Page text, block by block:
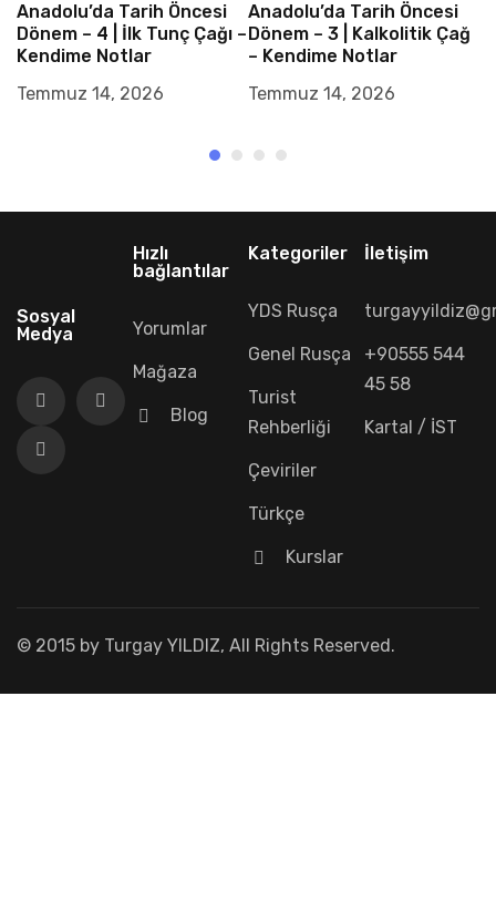
Anadolu’da Tarih Öncesi
Dönem – 4 | İlk Tunç Çağı –
Kendime Notlar
Temmuz 14, 2026
Anadolu’da Tarih Öncesi
Dönem – 3 | Kalkolitik Çağ
– Kendime Notlar
Temmuz 14, 2026
Sosyal
Medya
Hızlı
bağlantılar
Yorumlar
Mağaza
Blog
Kategoriler
YDS Rusça
Genel Rusça
Turist
Rehberliği
Çeviriler
Türkçe
Kurslar
İletişim
+90555 544
45 58
Kartal / İST
© 2015 by Turgay YILDIZ, All Rights Reserved.